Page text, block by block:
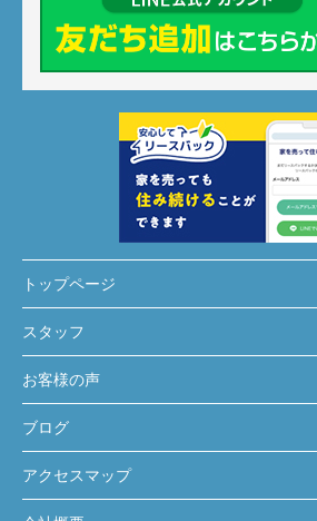
トップページ
スタッフ
お客様の声
ブログ
アクセスマップ